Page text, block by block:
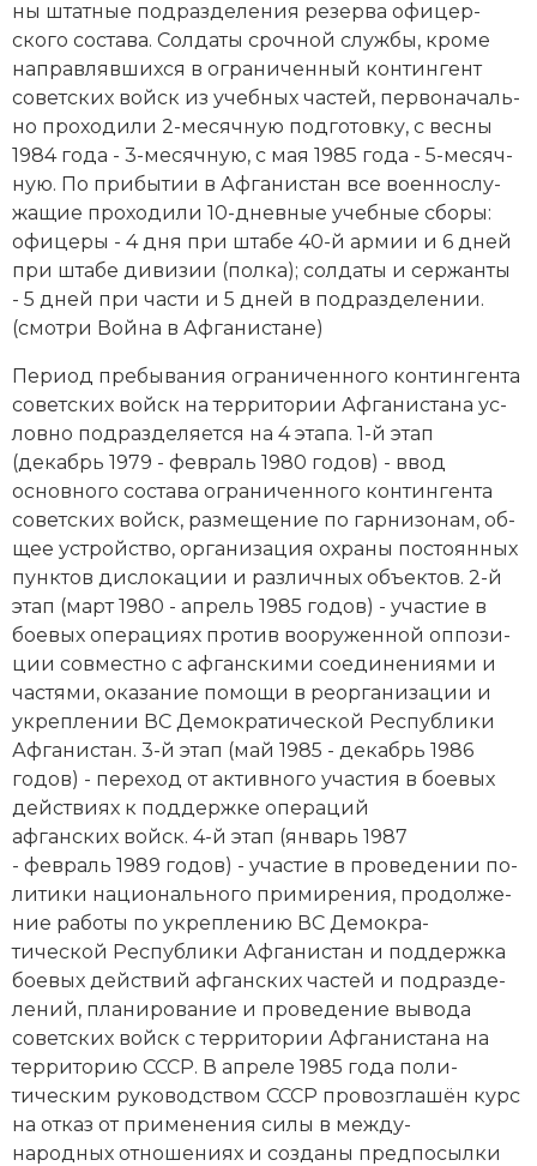
ны штат­ные под­раз­де­ле­ния ре­зер­ва офи­цер­
ского со­ста­ва. Сол­да­ты сроч­ной служ­бы, кро­ме
на­прав­ляв­ших­ся в ограниченный контингент
советских войск из учеб­ных час­тей, пер­во­на­чаль­
но про­хо­ди­ли 2-ме­сяч­ную под­го­тов­ку, с вес­ны
1984 года - 3-ме­сяч­ную, с мая 1985 года - 5-ме­сяч­
ную. По при­бы­тии в Аф­га­ни­стан все во­ен­но­слу­
жа­щие про­хо­ди­ли 10-днев­ные учеб­ные сбо­ры:
офи­це­ры - 4 дня при шта­бе 40-й ар­мии и 6 дней
при шта­бе ди­ви­зии (пол­ка); сол­да­ты и сер­жан­ты
- 5 дней при час­ти и 5 дней в под­раз­де­ле­нии.
(смотри Война в Афганистане)
Пе­ри­од пре­бы­ва­ния ограниченного контингента
советских войск на тер­ри­то­рии Аф­га­ни­ста­на ус­
лов­но под­раз­де­ля­ет­ся на 4 эта­па. 1-й этап
(декабрь 1979 - февраль 1980 годов) - ввод
основного со­ста­ва ограниченного контингента
советских войск, раз­ме­ще­ние по гар­ни­зо­нам, об­
щее уст­рой­ст­во, ор­га­ни­за­ция ох­ра­ны постоянных
пунк­тов дис­ло­ка­ции и различных объ­ек­тов. 2-й
этап (март 1980 - апрель 1985 годов) - уча­стие в
бое­вых опе­ра­ци­ях про­тив воо­руженной оп­по­зи­
ции совместно с афганскими со­еди­не­ния­ми и
час­тя­ми, ока­за­ние по­мо­щи в ре­ор­га­ни­за­ции и
ук­ре­п­ле­нии ВС Де­мо­кра­тической Рес­пуб­ли­ки
Аф­га­ни­стан. 3-й этап (май 1985 - декабрь 1986
годов) - пе­ре­ход от ак­тив­но­го уча­стия в бое­вых
дей­ст­ви­ях к под­держ­ке опе­ра­ций
афганских войск. 4-й этап (январь 1987
- февраль 1989 годов) - уча­стие в про­ве­де­нии по­
ли­ти­ки национального при­ми­ре­ния, про­дол­же­
ние ра­бо­ты по ук­ре­п­ле­нию ВС Де­мо­кра­
тической Рес­пуб­ли­ки Аф­га­ни­стан и под­держ­ка
бое­вых дей­ст­вий афганских час­тей и под­раз­де­
ле­ний, пла­ни­ро­ва­ние и про­ве­де­ние вы­во­да
советских войск с те­рри­то­рии Аф­га­ни­ста­на на
тер­ри­то­рию СССР. В апреле 1985 года по­ли­
тическим ру­ко­во­дством СССР про­воз­гла­шён курс
на от­каз от при­ме­не­ния си­лы в ме­ж­ду­
народных от­но­ше­ни­ях и соз­да­ны пред­по­сыл­ки